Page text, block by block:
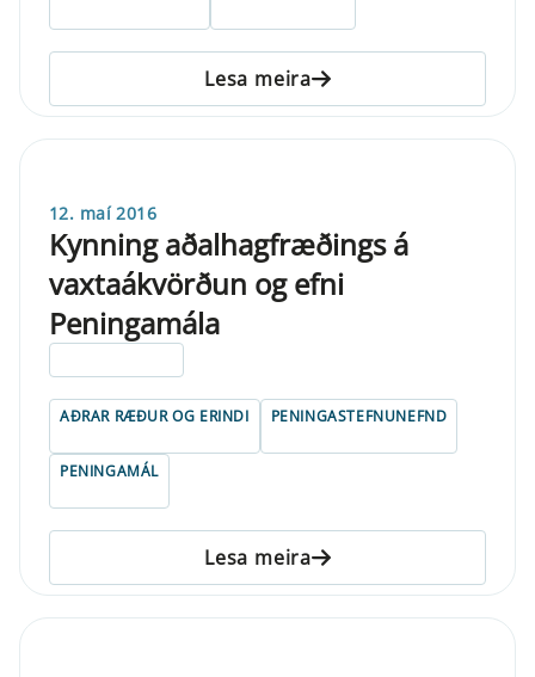
Lesa meira
12. maí 2016
Kynning aðalhagfræðings á
vaxtaákvörðun og efni
Peningamála
AÐRAR RÆÐUR OG ERINDI PENINGASTEFNUNEFND
PENINGAMÁL
Lesa meira